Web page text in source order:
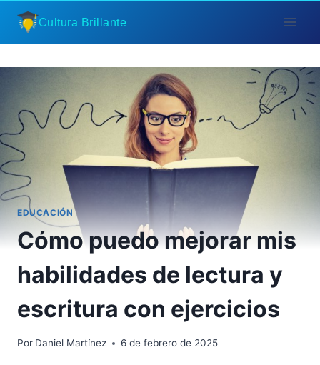
Saltar
contenido
Cultura Brillante
EDUCACIÓN
Cómo puedo mejorar mis
habilidades de lectura y
escritura con ejercicios
Por Daniel Martínez 6 de febrero de 2025